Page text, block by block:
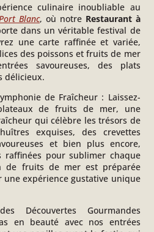
culinaire inoubliable au
Blanc, où notre Restaurant à
dans un véritable festival de
une carte raffinée et variée,
des poissons et fruits de mer
savoureuses, des plats
délicieux.
de Fraîcheur : Laissez-
de fruits de mer, une
qui célèbre les trésors de
exquises, des crevettes
et bien plus encore,
raffinées pour sublimer chaque
de fruits de mer est préparée
une expérience gustative unique
Découvertes Gourmandes
en beauté avec nos entrées